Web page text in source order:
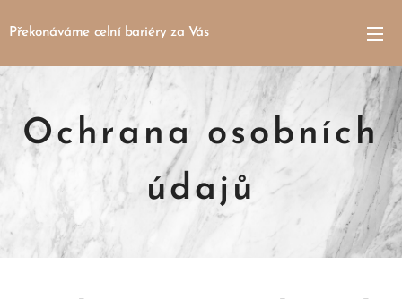
Překonáváme celní bariéry za Vás
Ochrana osobních
údajů